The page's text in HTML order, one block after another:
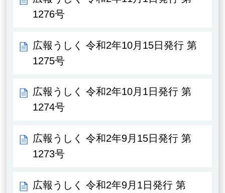
1276号
広報うしく 令和2年10月15日発行 第
1275号
広報うしく 令和2年10月1日発行 第
1274号
広報うしく 令和2年9月15日発行 第
1273号
広報うしく 令和2年9月1日発行 第